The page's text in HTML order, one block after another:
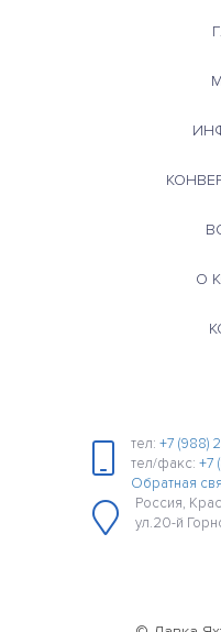
О
тел: +7 (988)
тел/факс: +7
Обратная
Россия,
ул.20-й